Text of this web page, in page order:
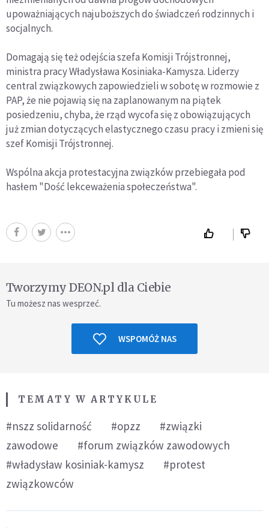
upoważniających najuboższych do świadczeń rodzinnych i
socjalnych.
Domagają się też odejścia szefa Komisji Trójstronnej,
ministra pracy Władysława Kosiniaka-Kamysza. Liderzy
central związkowych zapowiedzieli w sobotę w rozmowie z
PAP, że nie pojawią się na zaplanowanym na piątek
posiedzeniu, chyba, że rząd wycofa się z obowiązujących
już zmian dotyczących elastycznego czasu pracy i zmieni się
szef Komisji Trójstronnej.
Wspólna akcja protestacyjna związków przebiegała pod
hasłem "Dość lekceważenia społeczeństwa".
Tworzymy DEON.pl dla Ciebie
Tu możesz nas wesprzeć.
WSPOMÓŻ NAS
TEMATY W ARTYKULE
#nszz solidarność #opzz
#związki
zawodowe
#forum związków zawodowych
#władysław kosiniak-kamysz
#protest
związkowców